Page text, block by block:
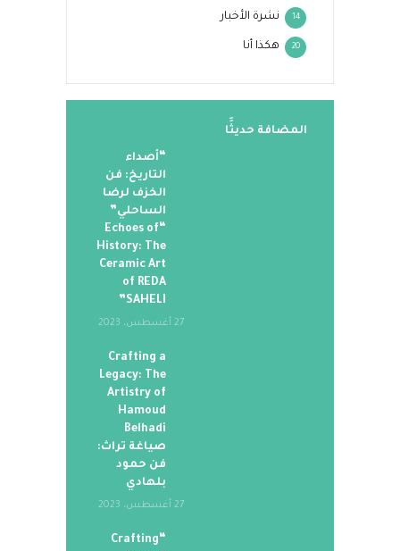
نشرة الأخبار 14
هكذا أنا 20
المضافة حديثََا
“أصداء
التاريخ: فن
الخزف لرضا
الساحلي”
“Echoes of
History: The
Ceramic Art
of REDA
SAHELI”
27 أغسطس، 2023
Crafting a
Legacy: The
Artistry of
Hamoud
Belhadi
صياغة تراث:
فن حمود
بلهادي
27 أغسطس، 2023
“Crafting